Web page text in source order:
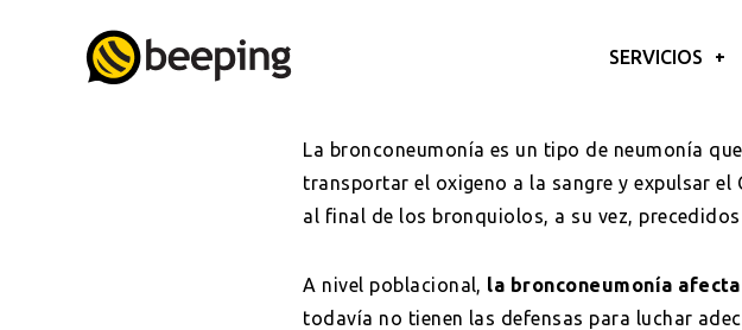
SERVICIOS
La bronconeumonía es un tipo de neumonía
transportar el oxigeno a la sangre y expulsar el
al final de los bronquiolos, a su vez,
A nivel poblacional, la bronconeumonía
todavía no tienen las defensas para luchar